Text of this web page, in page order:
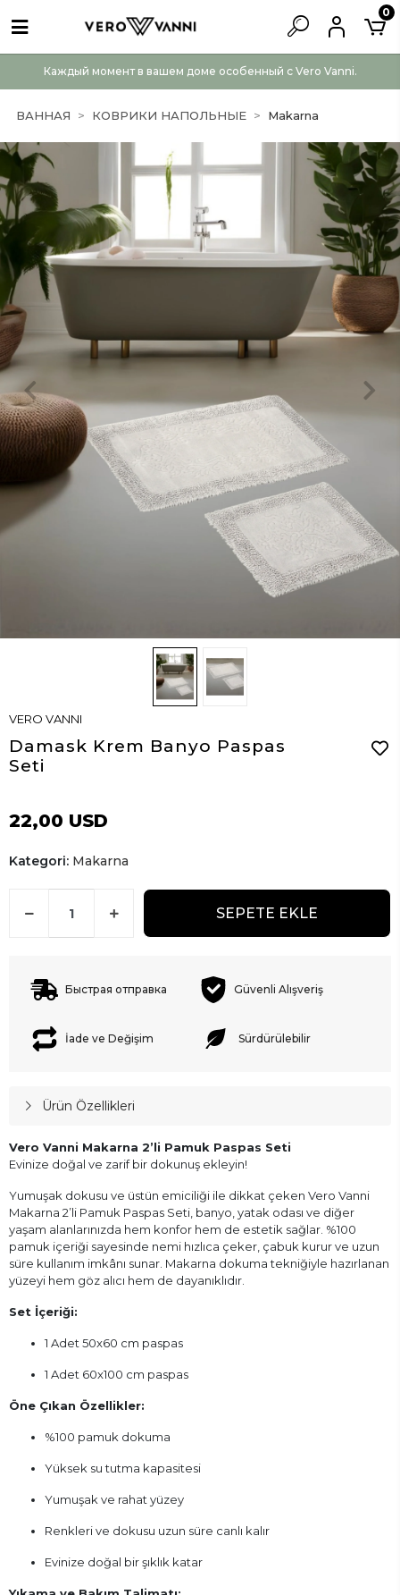
Каждый момент в вашем доме особенный с Vero Vanni.
0
ВАННАЯ КОВРИКИ НАПОЛЬНЫЕ Makarna
VERO VANNI
Damask Krem Banyo Paspas
Seti
22,00 USD
Kategori: Makarna
SEPETE EKLE
Быстрая отправка Güvenli Alışveriş
İade ve Değişim Sürdürülebilir
Ürün Özellikleri
Vero Vanni Makarna 2’li Pamuk Paspas Seti
Evinize doğal ve zarif bir dokunuş ekleyin!
Yumuşak dokusu ve üstün emiciliği ile dikkat çeken Vero Vanni
Makarna 2’li Pamuk Paspas Seti, banyo, yatak odası ve diğer
yaşam alanlarınızda hem konfor hem de estetik sağlar. %100
pamuk içeriği sayesinde nemi hızlıca çeker, çabuk kurur ve uzun
süre kullanım imkânı sunar. Makarna dokuma tekniğiyle hazırlanan
yüzeyi hem göz alıcı hem de dayanıklıdır.
Set İçeriği:
1 Adet 50x60 cm paspas
1 Adet 60x100 cm paspas
Öne Çıkan Özellikler:
%100 pamuk dokuma
Yüksek su tutma kapasitesi
Yumuşak ve rahat yüzey
Renkleri ve dokusu uzun süre canlı kalır
Evinize doğal bir şıklık katar